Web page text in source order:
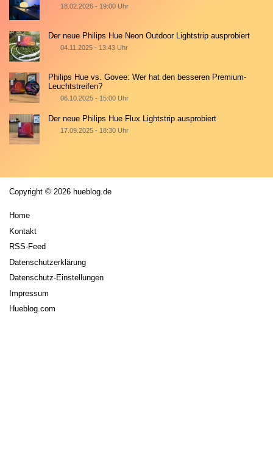
18.02.2026 - 19:00 Uhr
Der neue Philips Hue Neon Outdoor Lightstrip ausprobiert
04.11.2025 - 13:43 Uhr
Philips Hue vs. Govee: Wer hat den besseren Premium-
Leuchtstreifen?
06.10.2025 - 15:00 Uhr
Der neue Philips Hue Flux Lightstrip ausprobiert
17.09.2025 - 18:30 Uhr
Copyright © 2026 hueblog.de
Home
Kontakt
RSS-Feed
Datenschutzerklärung
Datenschutz-Einstellungen
Impressum
Hueblog.com